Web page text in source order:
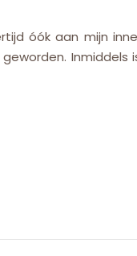
óók aan mijn
Inmiddels